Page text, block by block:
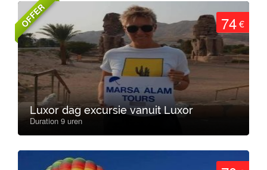
OFFER 74€
Luxor dag excursie vanuit Luxor
Duration 9 uren